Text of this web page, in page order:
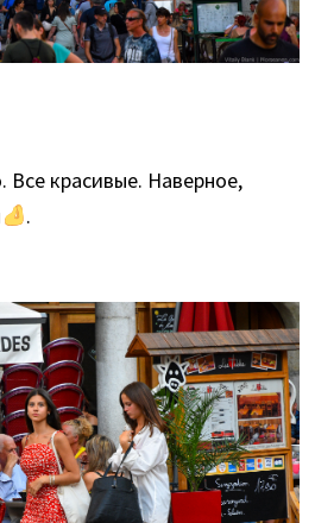
Все красивые. Наверное,
.